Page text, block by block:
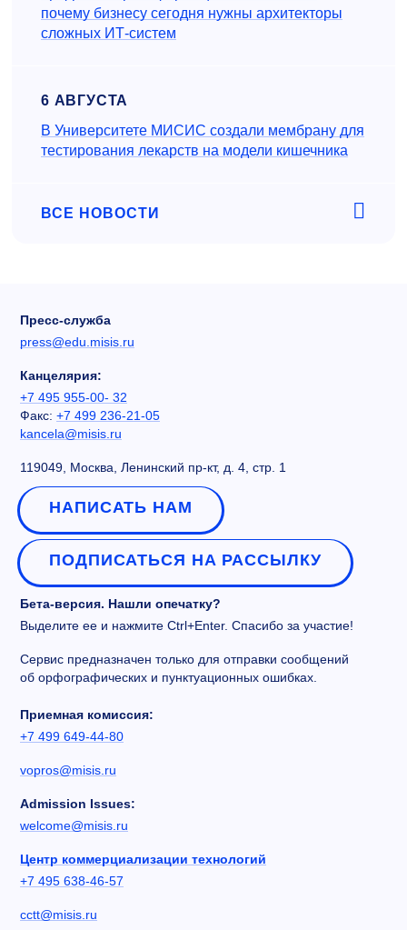
почему бизнесу сегодня нужны архитекторы
сложных ИТ-систем
6 АВГУСТА
В Университете МИСИС создали мембрану для
тестирования лекарств на модели кишечника
ВСЕ НОВОСТИ
Пресс-служба
press@edu.misis.ru
Канцелярия:
+7 495 955-00- 32
Факс: +7 499 236-21-05
kancela@misis.ru
119049, Москва, Ленинский пр-кт, д. 4, стр. 1
НАПИСАТЬ НАМ
ПОДПИСАТЬСЯ НА РАССЫЛКУ
Бета-версия. Нашли опечатку?
Выделите ее и нажмите Ctrl+Enter. Спасибо за участие!
Сервис предназначен только для отправки сообщений
об орфографических и пунктуационных ошибках.
Приемная комиссия:
+7 499 649-44-80
vopros@misis.ru
Admission Issues:
welcome@misis.ru
Центр коммерциализации технологий
+7 495 638-46-57
cctt@misis.ru